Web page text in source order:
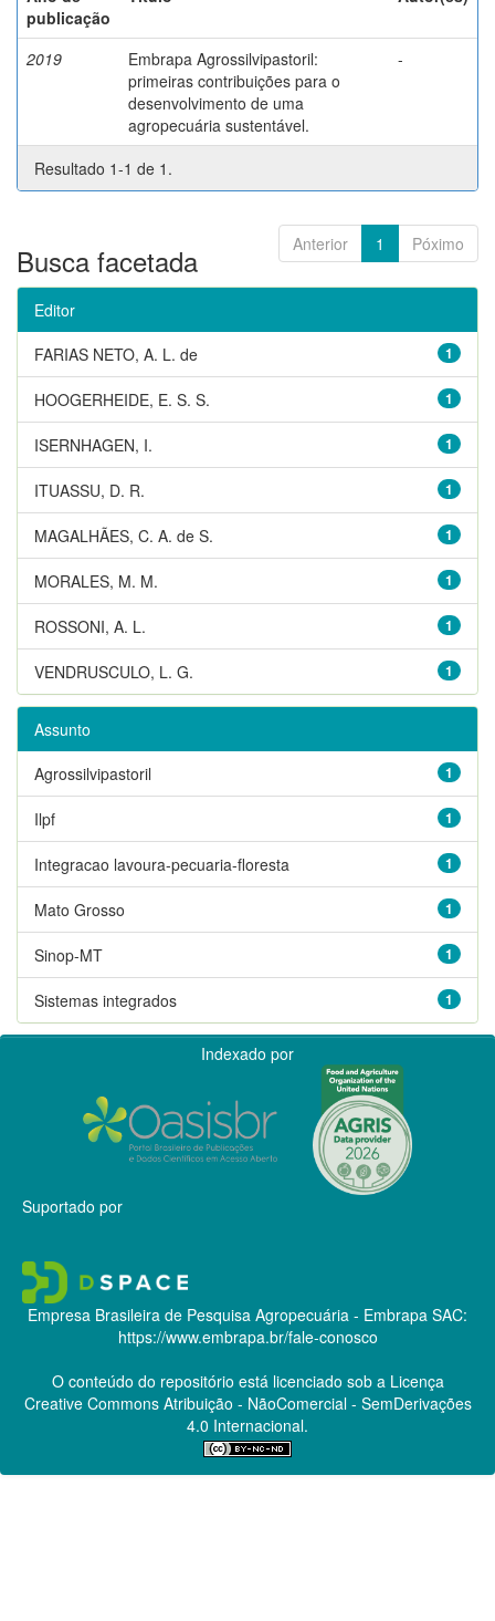
publicação
2019
Embrapa Agrossilvipastoril:
primeiras contribuições para o
desenvolvimento de uma
agropecuária sustentável.
-
Resultado 1-1 de 1.
Anterior 1 Póximo
Busca facetada
Editor
1
FARIAS NETO, A. L. de
1
HOOGERHEIDE, E. S. S.
1
ISERNHAGEN, I.
1
ITUASSU, D. R.
1
MAGALHÃES, C. A. de S.
1
MORALES, M. M.
1
ROSSONI, A. L.
1
VENDRUSCULO, L. G.
Assunto
1
Agrossilvipastoril
1
Ilpf
1
Integracao lavoura-pecuaria-floresta
1
Mato Grosso
1
Sinop-MT
1
Sistemas integrados
Indexado por
Suportado por
Empresa Brasileira de Pesquisa Agropecuária - Embrapa SAC:
https://www.embrapa.br/fale-conosco
O conteúdo do repositório está licenciado sob a Licença
Creative CommonsAtribuição - NãoComercial - SemDerivações
4.0 Internacional.